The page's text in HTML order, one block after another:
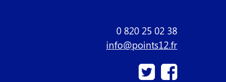
0 820 25 02 38
info@points12.fr